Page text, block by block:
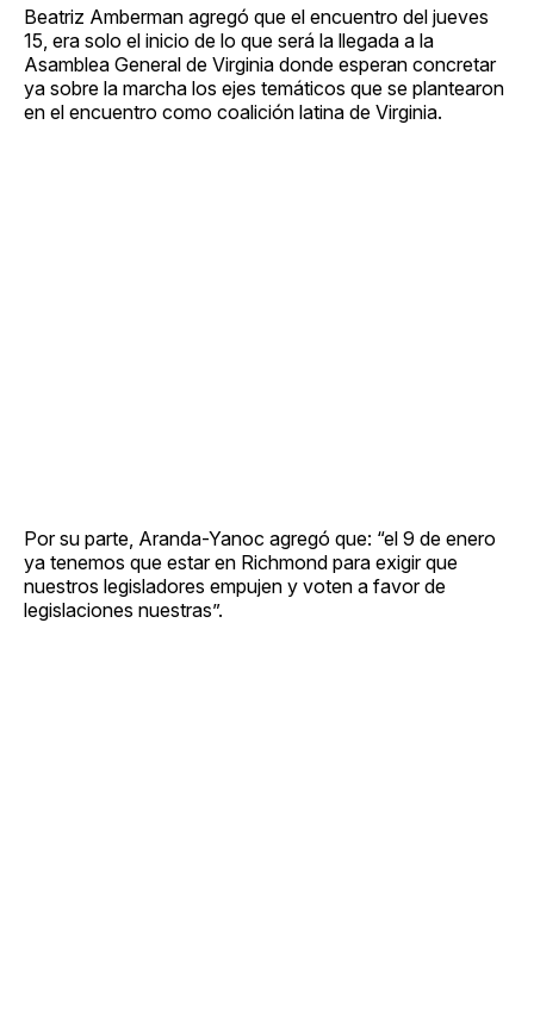
Beatriz Amberman agregó que el encuentro del jueves
15, era solo el inicio de lo que será la llegada a la
Asamblea General de Virginia donde esperan concretar
ya sobre la marcha los ejes temáticos que se plantearon
en el encuentro como coalición latina de Virginia.
Por su parte, Aranda-Yanoc agregó que: “el 9 de enero
ya tenemos que estar en Richmond para exigir que
nuestros legisladores empujen y voten a favor de
legislaciones nuestras”.